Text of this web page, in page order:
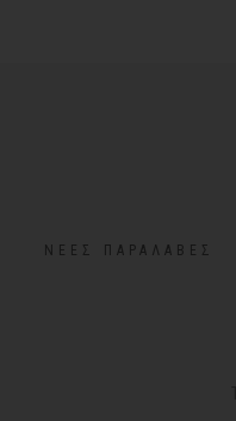
ΝΈΕΣ ΠΑΡΑΛΑΒΈΣ